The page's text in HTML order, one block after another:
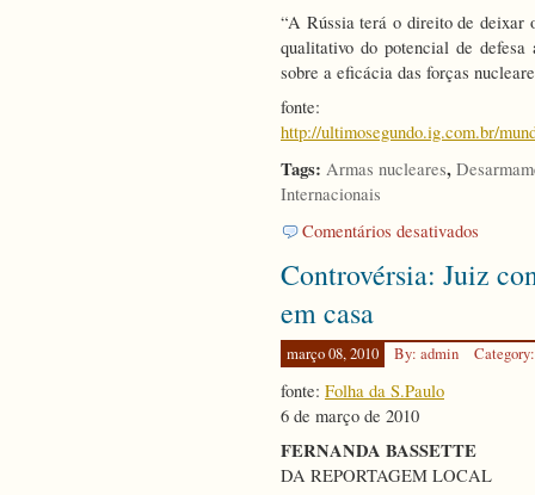
“A Rússia terá o direito de deixar
qualitativo do potencial de defesa
sobre a eficácia das forças
fonte:
http://ultimosegundo.ig.com.br/
Tags: Armas nucleares,
Internacionais
Comentários desativados
e
Praga
nuclear
Controvérsia: Juiz
em casa
março 08, 2010 By: admin
fonte: Folha da S.Paulo
6 de março de 2010
FERNANDA BASSETTE
DA REPORTAGEM LOCAL